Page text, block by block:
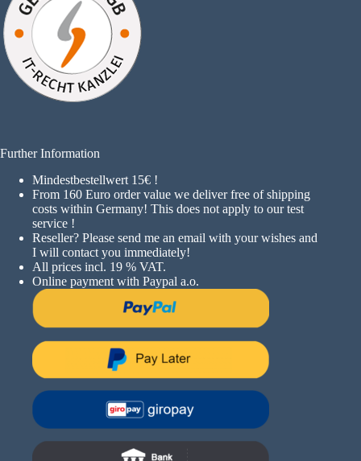
Further Information
Mindestbestellwert 15€ !
From 160 Euro order value we deliver free of shipping
costs within Germany! This does not apply to our test
service !
Reseller? Please send me an email with your wishes and
I will contact you immediately!
All prices incl. 19 % VAT.
Online payment with Paypal a.o.